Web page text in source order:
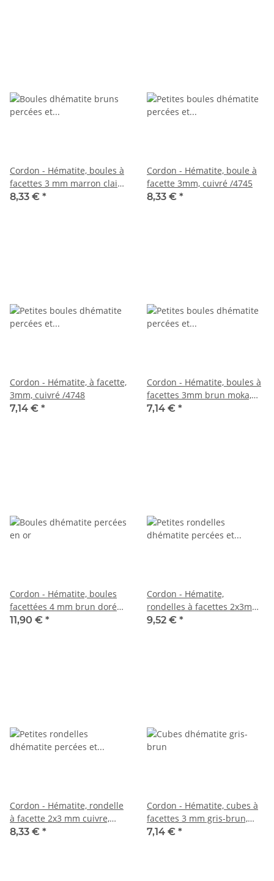
Cordon - Hématite, boules à
facettes 3 mm marron clair,
longueur 39,5 cm /1785
8,33 € *
Cordon - Hématite, boule à
facette 3mm, cuivré /4745
8,33 € *
Cordon - Hématite, à facette,
3mm, cuivré /4748
7,14 € *
Cordon - Hématite, boules à
facettes 3mm brun moka,
longueur 40cm /4078
7,14 € *
Cordon - Hématite, boules
facettées 4 mm brun doré
clair, longueur 40 cm / 1875
11,90 € *
Cordon - Hématite,
rondelles à facettes 2x3mm
or brun, longueur 40,5cm
9,52 € *
Cordon - Hématite, rondelle
à facette 2x3 mm cuivre,
longueur 40 cm /1871
8,33 € *
Cordon - Hématite, cubes à
facettes 3 mm gris-brun,
longueur 40,5 cm / 1896
7,14 € *